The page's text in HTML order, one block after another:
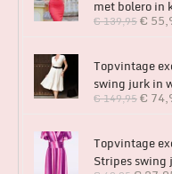
met bolero in
€139,95€
Topvintage
swing jurk in
€149,95€
Topvintage
Stripes swing